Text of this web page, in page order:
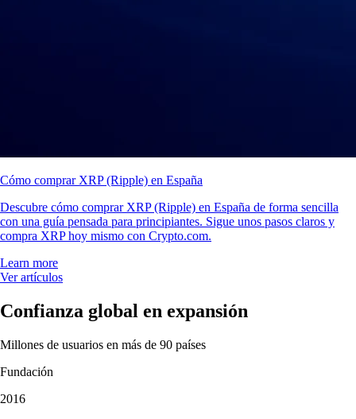
Cómo comprar XRP (Ripple) en España
Descubre cómo comprar XRP (Ripple) en España de forma sencilla
con una guía pensada para principiantes. Sigue unos pasos claros y
compra XRP hoy mismo con Crypto.com.
Learn more
Ver artículos
Confianza global en expansión
Millones de usuarios en más de 90 países
Fundación
2016